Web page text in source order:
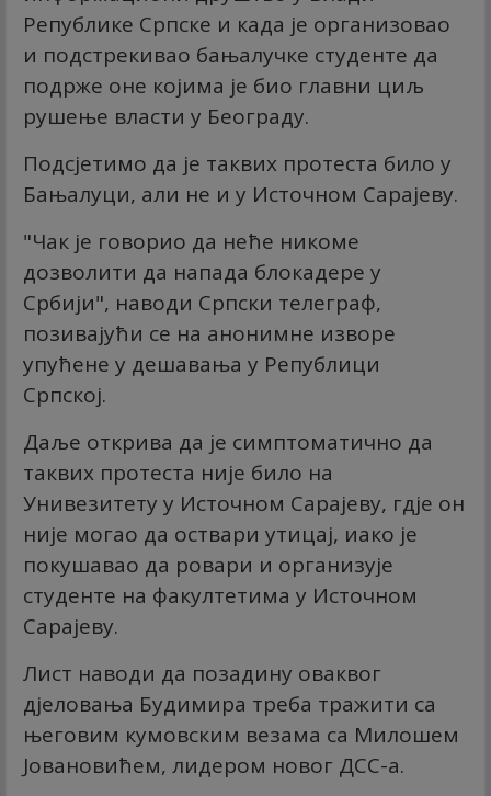
Републике Српске и када је организовао
и подстрекивао бањалучке студенте да
подрже оне којима је био главни циљ
рушење власти у Београду.
Подсјетимо да је таквих протеста било у
Бањалуци, али не и у Источном Сарајеву.
"Чак је говорио да неће никоме
дозволити да напада блокадере у
Србији", наводи Српски телеграф,
позивајући се на анонимне изворе
упућене у дешавања у Републици
Српској.
Даље открива да је симптоматично да
таквих протеста није било на
Унивезитету у Источном Сарајеву, гдје он
није могао да оствари утицај, иако је
покушавао да ровари и организује
студенте на факултетима у Источном
Сарајеву.
Лист наводи да позадину оваквог
дјеловања Будимира треба тражити са
његовим кумовским везама са Милошем
Јовановићем, лидером новог ДСС-а.